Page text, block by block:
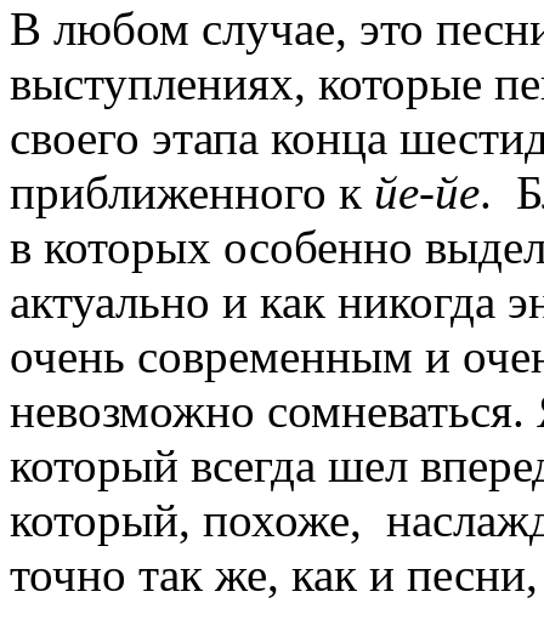
В любом случае, это
выступлениях, которые
своего этапа конца
приближенного к йе-йе.
в которых особенно
актуально и как никогда
очень современным и
невозможно
который всегда шел
который, похоже,
точно так же, как и